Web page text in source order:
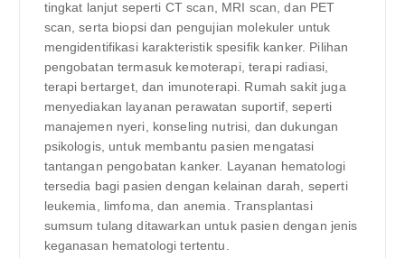
tingkat lanjut seperti CT scan, MRI scan, dan PET
scan, serta biopsi dan pengujian molekuler untuk
mengidentifikasi karakteristik spesifik kanker. Pilihan
pengobatan termasuk kemoterapi, terapi radiasi,
terapi bertarget, dan imunoterapi. Rumah sakit juga
menyediakan layanan perawatan suportif, seperti
manajemen nyeri, konseling nutrisi, dan dukungan
psikologis, untuk membantu pasien mengatasi
tantangan pengobatan kanker. Layanan hematologi
tersedia bagi pasien dengan kelainan darah, seperti
leukemia, limfoma, dan anemia. Transplantasi
sumsum tulang ditawarkan untuk pasien dengan jenis
keganasan hematologi tertentu.